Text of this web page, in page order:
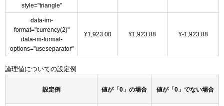
style="triangle"
data-im-
format="currency(2)"
data-im-format-
options="useseparator"
¥1,923.00 ¥1,923.88 ¥-1,923.88
論理値についての設定例
設定例 値が「0」の場合 値が「0」でない場合